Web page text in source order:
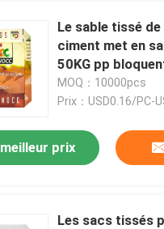
Le sable tissé
ciment met en
50KG pp
inférieurs de valve
MOQ：10000pcs
Prix：USD0.16/PC-
meilleur prix
Les sacs tissés